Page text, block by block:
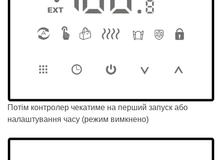
Потім контролер чекатиме на перший запуск або
налаштування часу (режим вимкнено)